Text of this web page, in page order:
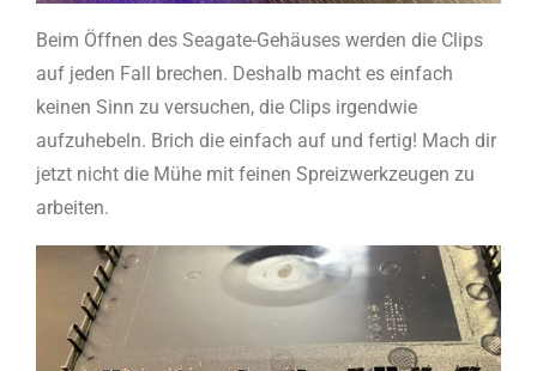
Beim Öffnen des Seagate-Gehäuses werden die Clips
auf jeden Fall brechen. Deshalb macht es einfach
keinen Sinn zu versuchen, die Clips irgendwie
aufzuhebeln. Brich die einfach auf und fertig! Mach dir
jetzt nicht die Mühe mit feinen Spreizwerkzeugen zu
arbeiten.